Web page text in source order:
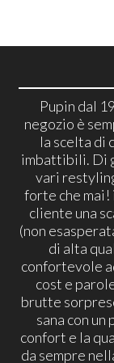
Pupin dal
negozio è
la scelta di
imbattibili. Di
vari
forte che
cliente una
(non
di alta
confortevole
cost e
brutte
sana con
confort e la
da sempre